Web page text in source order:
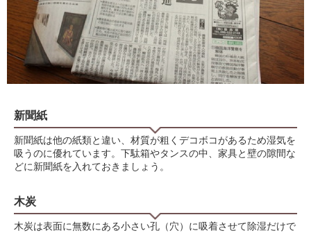
新聞紙
新聞紙は他の紙類と違い、材質が粗くデコボコがあるため湿気を
吸うのに優れています。下駄箱やタンスの中、家具と壁の隙間な
どに新聞紙を入れておきましょう。
木炭
木炭は表面に無数にある小さい孔（穴）に吸着させて除湿だけで